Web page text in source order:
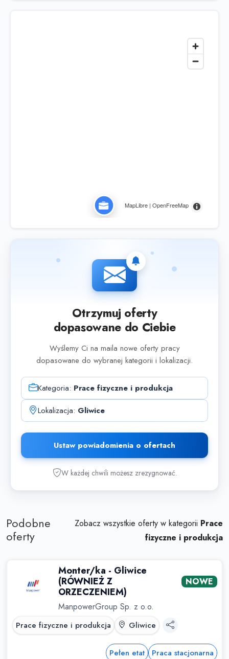
MapLibre | OpenFreeMap
Otrzymuj oferty
dopasowane do Ciebie
Wyślemy Ci na maila nowe oferty pracy
dopasowane do wybranej kategorii i lokalizacji.
Kategoria: Prace fizyczne i produkcja
Lokalizacja: Gliwice
Ustaw powiadomienia o ofertach
W każdej chwili możesz zrezygnować.
Podobne
oferty
Zobacz wszystkie oferty w kategorii Prace
fizyczne i produkcja
Monter/ka - Gliwice
(RÓWNIEŻ Z
ORZECZENIEM)
NOWE
ManpowerGroup Sp. z o.o.
Prace fizyczne i produkcja Gliwice
Pełen etat Praca stacjonarna